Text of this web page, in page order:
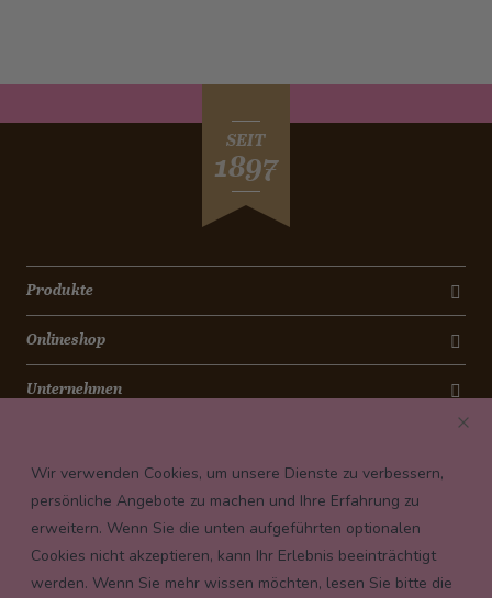
SEIT
1897
Produkte
Onlineshop
Unternehmen
Payment conditions
Wir verwenden Cookies, um unsere Dienste zu verbessern,
persönliche Angebote zu machen und Ihre Erfahrung zu
erweitern. Wenn Sie die unten aufgeführten optionalen
Cookies nicht akzeptieren, kann Ihr Erlebnis beeinträchtigt
werden. Wenn Sie mehr wissen möchten, lesen Sie bitte die